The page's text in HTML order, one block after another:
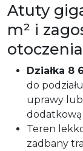
Atuty
m² i
otoczenia
Działka 8
do
uprawy
dodatkową
Teren
zadbany